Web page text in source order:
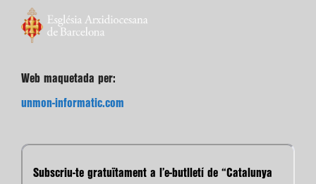
Web maquetada per:
unmon-informatic.com
Subscriu-te gratuïtament a l’e-butlletí de “Catalunya